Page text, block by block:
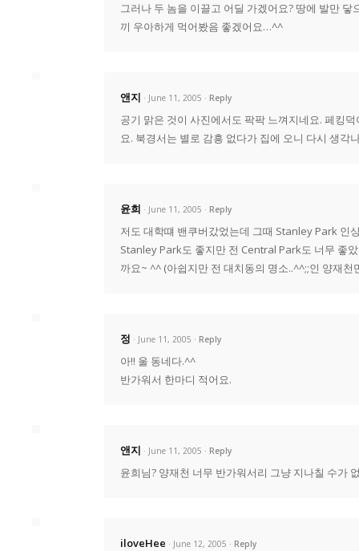
그러나 두 놈을 이끌고 어딜 가겠어요? 땅에 발만
끼 우아하게 먹어봤음 좋겠어요…^^
앤지 · June 11, 2005 Reply
공기 맑은 것이 사진에서도 팍팍 느껴지네요. 페킹
요. 북경서는 별로 감흥 없다가 집에 오니 다시 생각
윤희 · June 11, 2005 Reply
저도 대학떄 밴쿠버갔었는데 그때 Stanley Park 인
Stanley Park도 좋지만 전 Central Park도 너무 좋
까요~ ^^ (아쉽지만 전 대치동의 명소..^^;;인 양재천
정 · June 11, 2005 Reply
아!! 울 동네다.^^
반가워서 한마디 적어요.
앤지 · June 11, 2005 Reply
윤희님? 양재천 너무 반가워서리 그냥 지나칠 수가
iloveHee · June 12, 2005 Reply